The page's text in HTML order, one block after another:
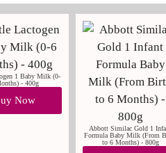
1 Baby Milk (0-
- 400g
Now
Abbott Similac Gold 1
Formula Baby Milk (From
to 6 Months) - 800g